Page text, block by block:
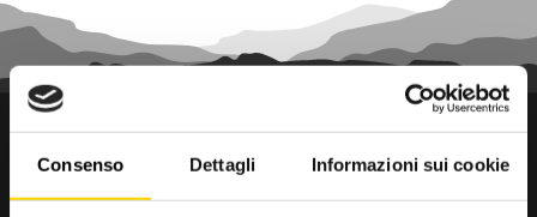
Consenso Dettagli Informazioni sui cookie